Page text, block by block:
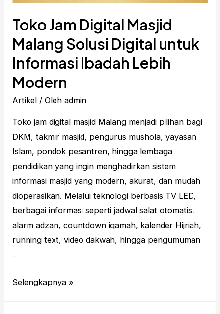
Nyaman
Toko Jam Digital Masjid
Malang Solusi Digital untuk
Informasi Ibadah Lebih
Modern
Artikel / Olehadmin
Toko jam digital masjid Malang menjadi pilihan bagi
DKM, takmir masjid, pengurus mushola, yayasan
Islam, pondok pesantren, hingga lembaga
pendidikan yang ingin menghadirkan sistem
informasi masjid yang modern, akurat, dan mudah
dioperasikan. Melalui teknologi berbasis TV LED,
berbagai informasi seperti jadwal salat otomatis,
alarm adzan, countdown iqamah, kalender Hijriah,
running text, video dakwah, hingga pengumuman
…
Toko
Selengkapnya »